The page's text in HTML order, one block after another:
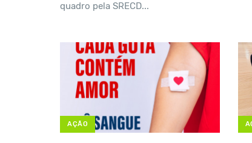
quadro pela SRECD...
AÇÃO